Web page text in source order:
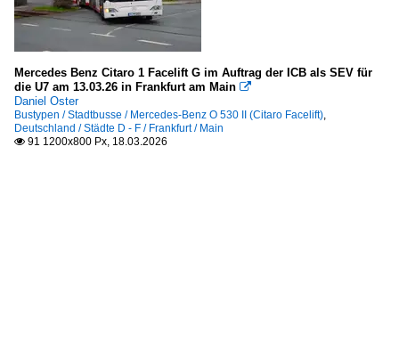
Mercedes Benz Citaro 1 Facelift G im Auftrag der ICB als SEV für
die U7 am 13.03.26 in Frankfurt am Main 
Daniel Oster
Bustypen / Stadtbusse / Mercedes-Benz O 530 II (Citaro Facelift),
Deutschland / Städte D - F / Frankfurt / Main
 91 1200x800 Px, 18.03.2026